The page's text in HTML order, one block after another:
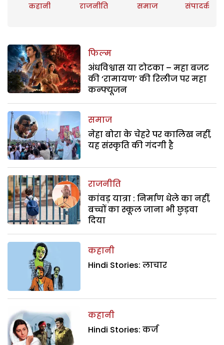
कहानी राजनीति समाज संपादकीय
फिल्म
अंधविश्वास या टोटका – महा बजट
की ‘रामायण’ की रिलीज पर महा
कन्फ्यूजन
समाज
नेहा बोरा के चेहरे पर कालिख नहीं,
यह संस्कृति की गंदगी है
राजनीति
कांवड़ यात्रा : निर्माण धेले का नहीं,
बच्चों का स्कूल जाना भी छुड़वा
दिया
कहानी
Hindi Stories: लाचार
कहानी
Hindi Stories: कर्ज